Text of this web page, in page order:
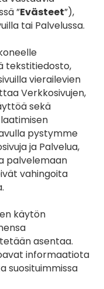
”Evästeet”),
tai Palvelussa.
tekstitiedosto,
vierailevien
Verkkosivujen,
sekä
pystymme
ja Palvelua,
palvelemaan
vahingoita
käytön
asentaa.
informaatiota
suosituimmissa